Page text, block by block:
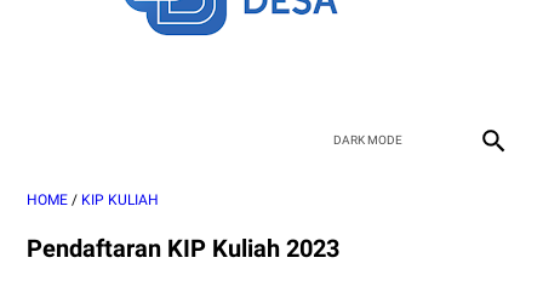
HOME / KIP KULIAH
Pendaftaran KIP Kuliah 2023